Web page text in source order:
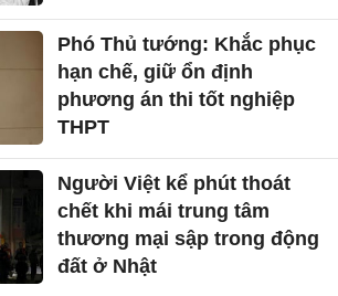
Phó Thủ tướng: Khắc phục
hạn chế, giữ ổn định
phương án thi tốt nghiệp
THPT
Người Việt kể phút thoát
chết khi mái trung tâm
thương mại sập trong động
đất ở Nhật